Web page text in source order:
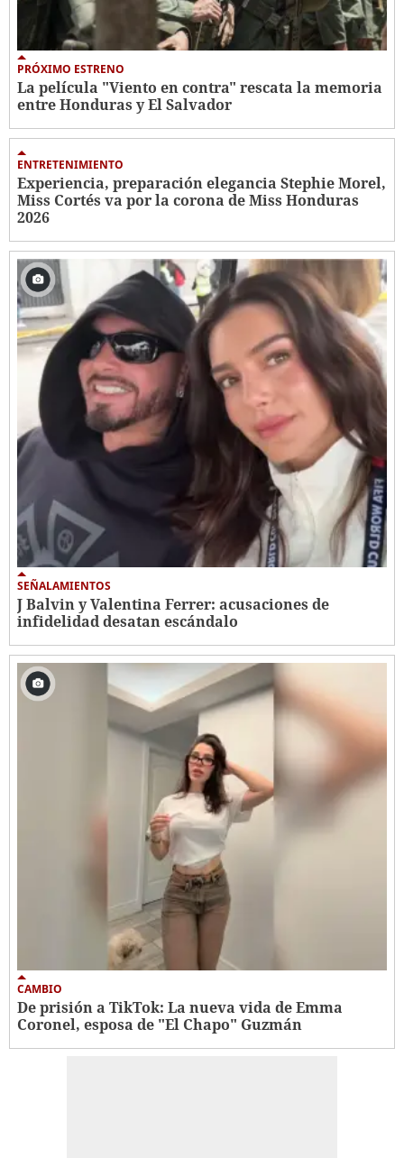
PRÓXIMO ESTRENO
La película "Viento en contra" rescata la memoria
entre Honduras y El Salvador
ENTRETENIMIENTO
Experiencia, preparación elegancia Stephie Morel,
Miss Cortés va por la corona de Miss Honduras
2026
SEÑALAMIENTOS
J Balvin y Valentina Ferrer: acusaciones de
infidelidad desatan escándalo
CAMBIO
De prisión a TikTok: La nueva vida de Emma
Coronel, esposa de "El Chapo" Guzmán